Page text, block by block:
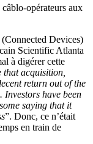
opérateurs aux
Devices)
Scientific Atlanta
à digérer cette
that acquisition,
return out of the
Investors have been
saying that it
”. Donc, ce n’était
en train de